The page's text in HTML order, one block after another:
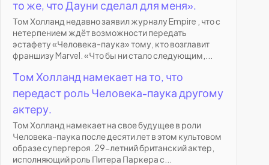
то же, что Дауни сделал для меня».
Том Холланд недавно заявил журналу Empire , что с
нетерпением ждёт возможности передать
эстафету «Человека-паука» тому, кто возглавит
франшизу Marvel. «Что бы ни стало следующим,...
Том Холланд намекает на то, что
передаст роль Человека-паука другому
актеру.
Том Холланд намекает на свое будущее в роли
Человека-паука после десяти лет в этом культовом
образе супергероя. 29-летний британский актер,
исполняющий роль Питера Паркера с...